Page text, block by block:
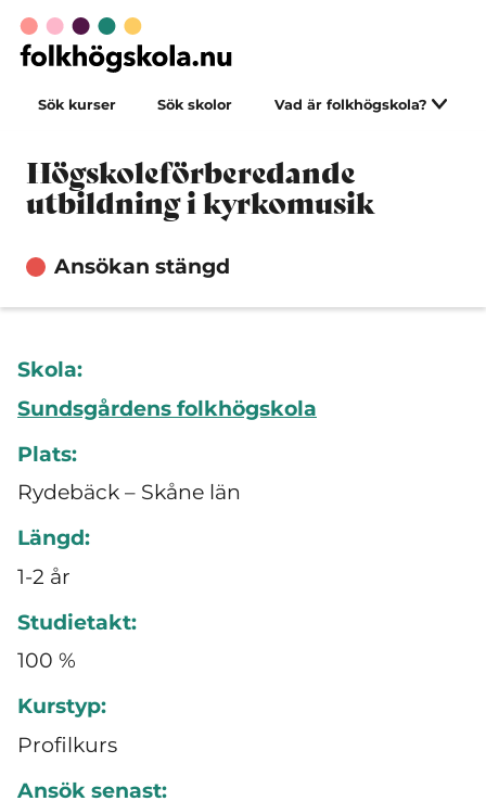
Sök kurser Sök skolor Vad är folkhögskola?
Högskoleförberedande
utbildning i kyrkomusik
Ansökan stängd
Skola:
Sundsgårdens folkhögskola
Plats:
Rydebäck – Skåne län
Längd:
1-2 år
Studietakt:
100 %
Kurstyp:
Profilkurs
Ansök senast: